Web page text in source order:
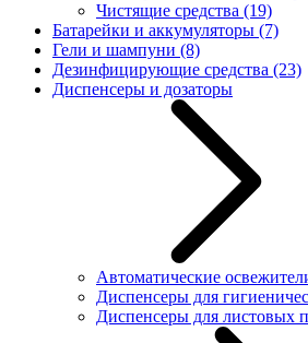
Чистящие средства (19)
Батарейки и аккумуляторы (7)
Гели и шампуни (8)
Дезинфицирующие средства (23)
Диспенсеры и дозаторы
Автоматические
Диспенсеры для
Диспенсеры для листовых